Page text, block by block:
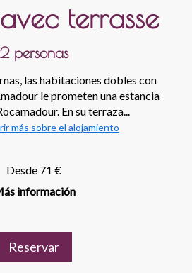
terrasse
2 personas
las habitaciones dobles con
le prometen una estancia
En su terraza...
más sobre el alojamiento
Desde 71 €
información
Reservar